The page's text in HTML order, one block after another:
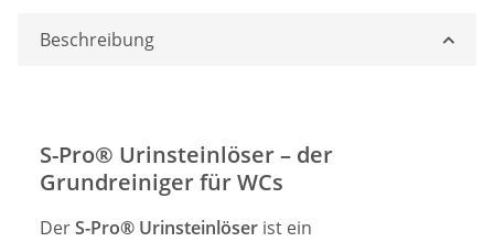
Beschreibung
S-Pro® Urinsteinlöser – der
Grundreiniger für WCs
DerS-Pro® Urinsteinlöser ist ein